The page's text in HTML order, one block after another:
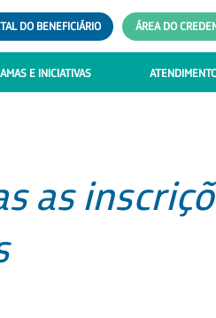
DO BENEFICIÁRIO ÁREA DO
E INICIATIVAS
as